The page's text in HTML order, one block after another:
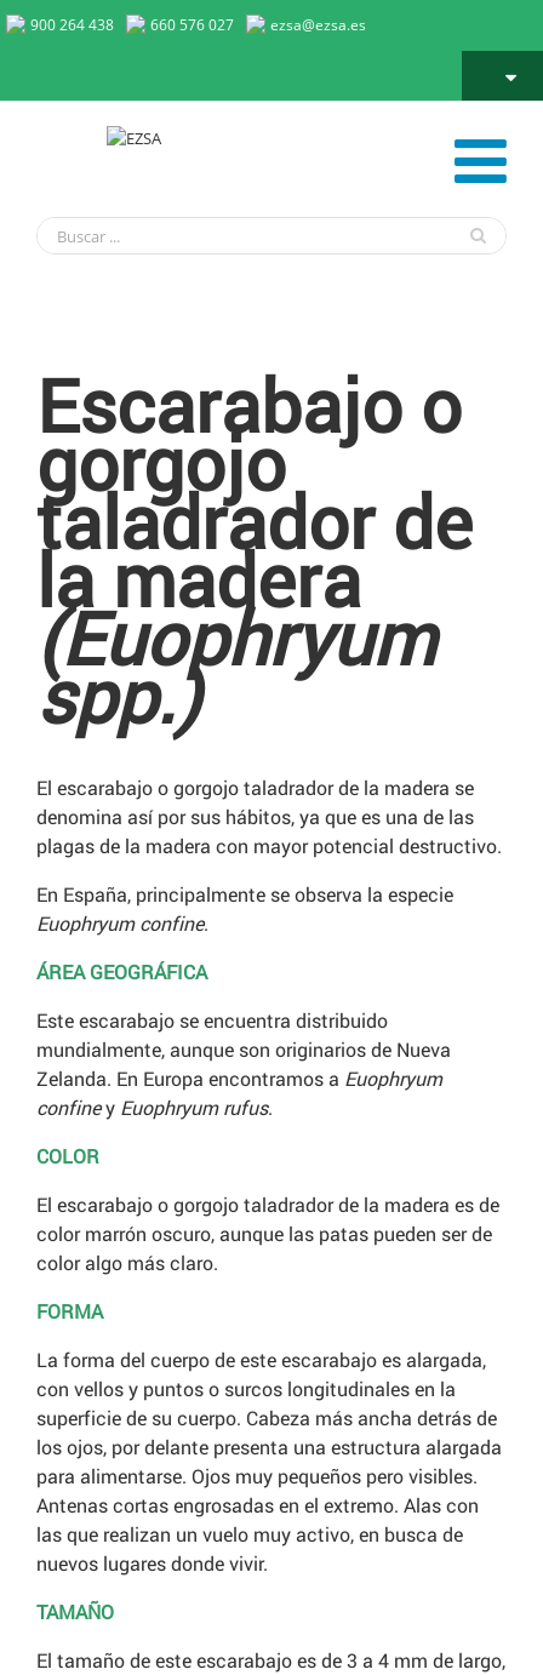
900 264 438 660 576 027 ezsa@ezsa.es
Escarabajo o
gorgojo
taladrador de
la madera
(Euophryum
spp.)
El escarabajo o gorgojo taladrador de la madera se
denomina así por sus hábitos, ya que es una de las
plagas de la madera con mayor potencial destructivo.
En España, principalmente se observa la especie
Euophryum confine.
ÁREA GEOGRÁFICA
Este escarabajo se encuentra distribuido
mundialmente, aunque son originarios de Nueva
Zelanda. En Europa encontramos a Euophryum
confiney Euophryum rufus.
COLOR
El escarabajo o gorgojo taladrador de la madera es de
color marrón oscuro, aunque las patas pueden ser de
color algo más claro.
FORMA
La forma del cuerpo de este escarabajo es alargada,
con vellos y puntos o surcos longitudinales en la
superficie de su cuerpo. Cabeza más ancha detrás de
los ojos, por delante presenta una estructura alargada
para alimentarse. Ojos muy pequeños pero visibles.
Antenas cortas engrosadas en el extremo. Alas con
las que realizan un vuelo muy activo, en busca de
nuevos lugares donde vivir.
TAMAÑO
El tamaño de este escarabajo es de 3 a 4 mm de largo,